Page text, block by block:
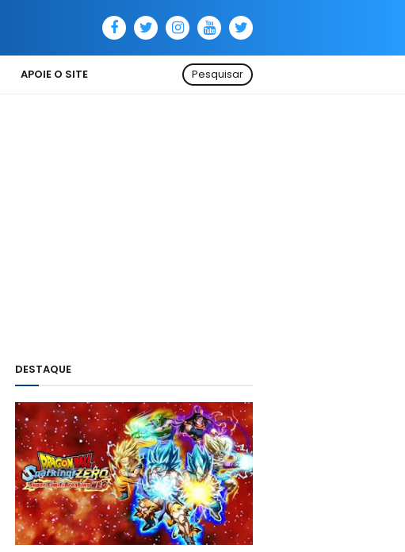
APOIE O SITE Pesquisar
DESTAQUE